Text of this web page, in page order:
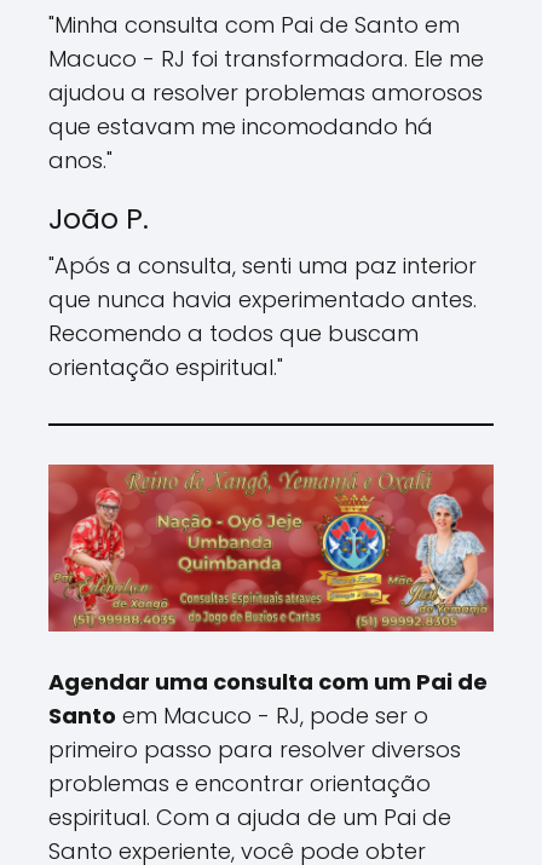
"Minha consulta com Pai de Santo em
Macuco - RJ foi transformadora. Ele me
ajudou a resolver problemas amorosos
que estavam me incomodando há
anos."
João P.
"Após a consulta, senti uma paz interior
que nunca havia experimentado antes.
Recomendo a todos que buscam
orientação espiritual."
Agendar uma consulta com um Pai de
Santo em Macuco - RJ, pode ser o
primeiro passo para resolver diversos
problemas e encontrar orientação
espiritual. Com a ajuda de um Pai de
Santo experiente, você pode obter